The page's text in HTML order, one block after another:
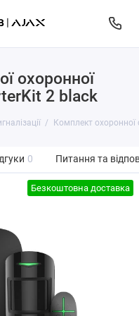
охоронної
2 black
Комплект охоронної
0 Питання та
Безкоштовна доставка